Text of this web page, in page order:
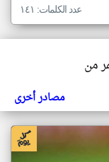
عدد الكلمات: ١٤١
من
مصادر أخرى